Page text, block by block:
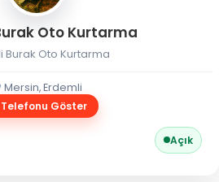
Oto Kurtarma
Burak Oto Kurtarma
Mersin, Erdemli
Telefonu Göster
Açık